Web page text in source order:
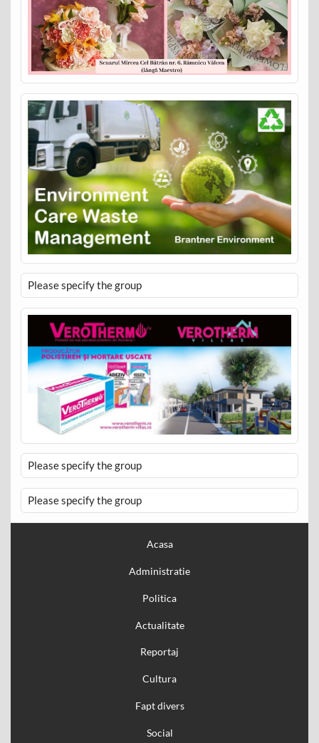
Please specify the group
Please specify the group
Please specify the group
Acasa
Administratie
Politica
Actualitate
Reportaj
Cultura
Fapt divers
Social